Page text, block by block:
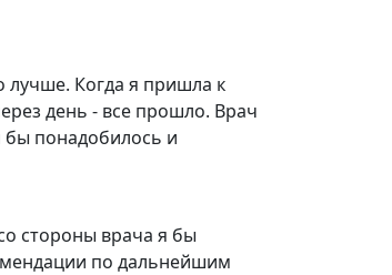
лучше. Когда я пришла к
день - все прошло. Врач
понадобилось и
стороны врача я бы
по дальнейшим